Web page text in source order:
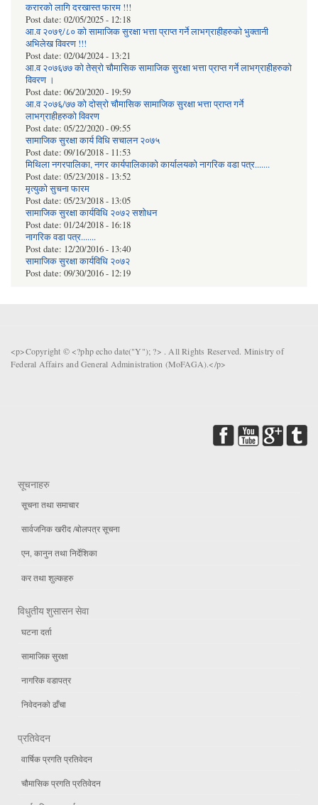
करारको लागि दरखास्त फारम !!!
Post date: 02/05/2025 - 12:18
आ.व २०७९/८० को सामाजिक सुरक्षा भत्ता प्राप्त गर्ने लाभग्राहीहरुको भुक्तानी
अभिलेख विवरण !!!
Post date: 02/04/2024 - 13:21
आ.व २०७६७७ को तेस्रो चौमासिक सामाजिक सुरक्षा भत्ता प्राप्त गर्ने लाभग्राहीहरुको
विवरण ।
Post date: 06/20/2020 - 19:59
आ.व २०७६/७७ को दोस्रो चौमासिक सामाजिक सुरक्षा भत्ता प्राप्त गर्ने
लाभग्राहीहरुको विवरण
Post date: 05/22/2020 - 09:55
सामाजिक सुरक्षा कार्य विधि स‌चालन २०७५
Post date: 09/16/2018 - 11:53
मिथिला नगरपालिका, नगर कार्यपालिकाको कार्यालयकाे नागरिक वडा पत्र.......
Post date: 05/23/2018 - 13:52
मृत्युको सुचना फारम
Post date: 05/23/2018 - 13:05
सामाजिक सुरक्षा कार्यविधि २०७२ स‌शाेधन
Post date: 01/24/2018 - 16:18
नागरिक वडा पत्र.......
Post date: 12/20/2016 - 13:40
सामाजिक सुरक्षा कार्यविधि २०७२
Post date: 09/30/2016 - 12:19
<p>Copyright © <?php echo date("Y"); ?> . All Rights Reserved. Ministry of
Federal Affairs and General Administration (MoFAGA).</p>
सूचनाहरु
सूचना तथा समाचार
सार्वजनिक खरीद /बोलपत्र सूचना
एन, कानुन तथा निर्देशिका
कर तथा शुल्कहरु
विधुतीय शुसासन सेवा
घटना दर्ता
सामाजिक सुरक्षा
नागरिक वडापत्र
निवेदनको ढाँचा
प्रतिवेदन
वार्षिक प्रगति प्रतिवेदन
चौमासिक प्रगति प्रतिवेदन